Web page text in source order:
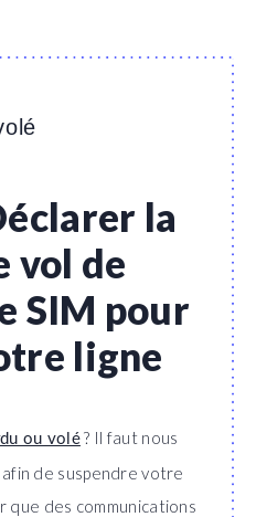
la
vol de
SIM pour
ligne
ou volé? Il faut nous
de suspendre votre
que des communications